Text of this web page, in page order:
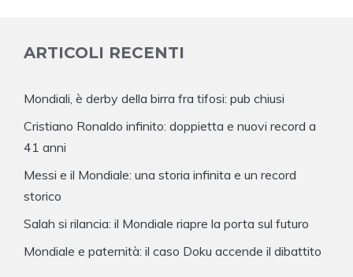
ARTICOLI RECENTI
Mondiali, è derby della birra fra tifosi: pub chiusi
Cristiano Ronaldo infinito: doppietta e nuovi record a
41 anni
Messi e il Mondiale: una storia infinita e un record
storico
Salah si rilancia: il Mondiale riapre la porta sul futuro
Mondiale e paternità: il caso Doku accende il dibattito